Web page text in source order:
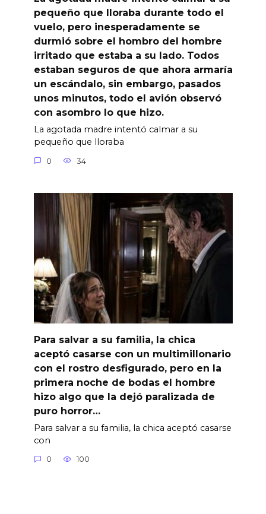
pequeño que lloraba durante todo el
vuelo, pero inesperadamente se
durmió sobre el hombro del hombre
irritado que estaba a su lado. Todos
estaban seguros de que ahora armaría
un escándalo, sin embargo, pasados
unos minutos, todo el avión observó
con asombro lo que hizo.
La agotada madre intentó calmar a su
pequeño que lloraba
0 34
Para salvar a su familia, la chica
aceptó casarse con un multimillonario
con el rostro desfigurado, pero en la
primera noche de bodas el hombre
hizo algo que la dejó paralizada de
puro horror…
Para salvar a su familia, la chica aceptó casarse
con
0 100